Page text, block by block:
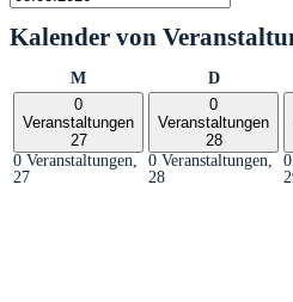
Kalender von
MMontag DDienstag
0
Veranstaltungen
27
0 Veranstaltungen,
27
0
Veranstaltungen
28
0 Veranstaltungen,
28